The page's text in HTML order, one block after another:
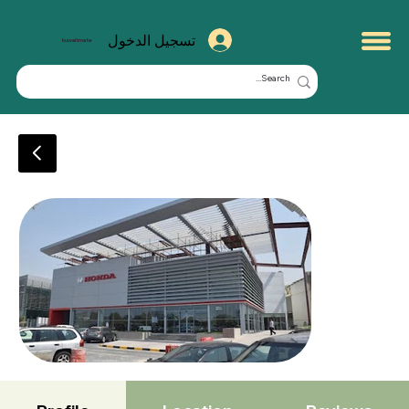
kuwaitmate تسجيل الدخول